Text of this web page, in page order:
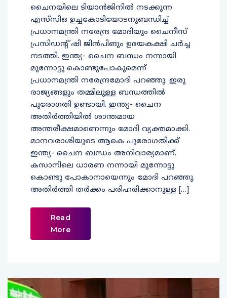
ചൈനയിലെ ടിയാൻജിനിൽ നടക്കുന്ന
എസ്‌സി‌ഒ ഉച്ചകോടിയോടനുബന്ധിച്ച്
പ്രധാനമന്ത്രി നരേന്ദ്ര മോദിയും ചൈനീസ്
പ്രസിഡന്റ് ഷി ജിൻപിങും ഉഭയകക്ഷി ചർച്ച
നടത്തി. ഇന്ത്യ- ചൈന ബന്ധം നന്നായി
മുന്നോട്ടു കൊണ്ടുപോകുമെന്ന്
പ്രധാനമന്ത്രി നരേന്ദ്രമോദി പറഞ്ഞു. ഇരു
രാജ്യങ്ങളും തമ്മിലുള്ള ബന്ധത്തിൽ
പുരോഗതി ഉണ്ടായി. ഇന്ത്യ- ചൈന
അതിർത്തിയിൽ ശാന്തമായ
അന്തരീക്ഷമാണെന്നും മോദി വ്യക്തമാക്കി.
മാനവരാശിയുടെ ആകെ പുരോഗതിക്ക്
ഇന്ത്യ- ചൈന ബന്ധം അനിവാര്യമാണ്.
കസാനിലെ ധാരണ നന്നായി മുന്നോട്ടു
കൊണ്ടു പോകാനായെന്നും മോദി പറഞ്ഞു.
അതിർത്തി തർക്കം പരിഹരിക്കാനുള്ള […]
Read
More